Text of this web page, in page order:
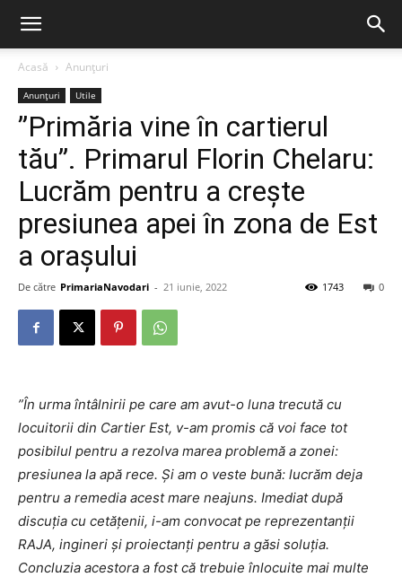
Acasă Anunțuri
Anunțuri Utile
”Primăria vine în cartierul
tău”. Primarul Florin Chelaru:
Lucrăm pentru a crește
presiunea apei în zona de Est
a orașului
De către PrimariaNavodari - 21 iunie, 2022 0
1743
”În urma întâlnirii pe care am avut-o luna trecută cu
locuitorii din Cartier Est, v-am promis că voi face tot
posibilul pentru a rezolva marea problemă a zonei:
presiunea la apă rece. Și am o veste bună: lucrăm deja
pentru a remedia acest mare neajuns. Imediat după
discuția cu cetățenii, i-am convocat pe reprezentanții
RAJA, ingineri și proiectanți pentru a găsi soluția.
Concluzia acestora a fost că trebuie înlocuite mai multe